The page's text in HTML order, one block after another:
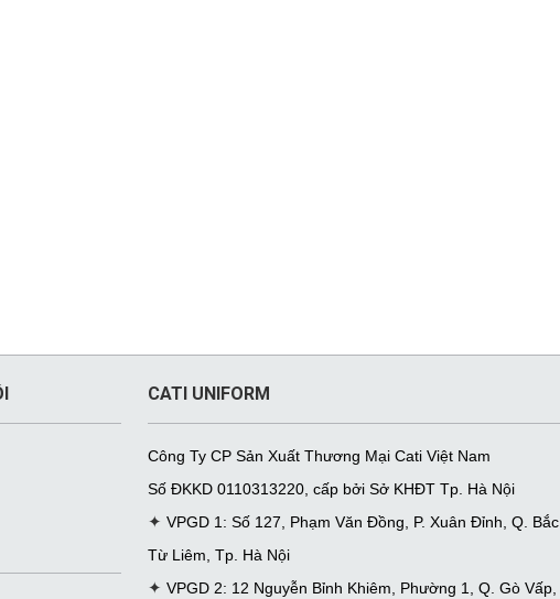
CATI UNIFORM
Công Ty CP Sản Xuất Thương Mại Cati Việt Nam
Số ĐKKD 0110313220 cấp bởi Sở KHĐT Tp. Hà Nội
✦VPGD 1: Số 127, Phạm Văn Đồng, P. Xuân Đỉnh, Q. Bắc
Từ Liêm, Tp. Hà Nội
✦VPGD 2: 12 Nguyễn Bỉnh Khiêm, Phường 1, Q. Gò Vấp,